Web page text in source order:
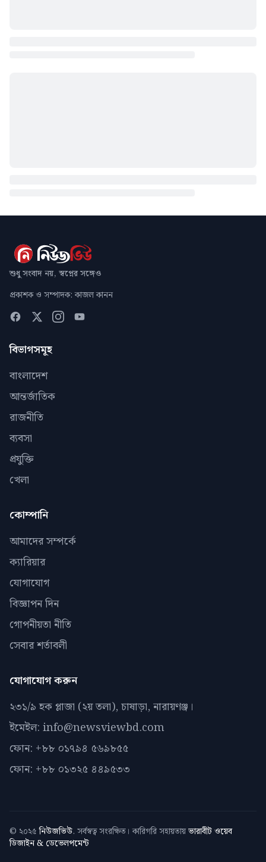
শুধু সংবাদ নয়, স্বপ্নের সঙ্গেও
প্রকাশক ও সম্পাদক: কাজল কানন
বিভাগসমূহ
বাংলাদেশ
আন্তর্জাতিক
রাজনীতি
ব্যবসা
প্রযুক্তি
খেলা
কোম্পানি
আমাদের সম্পর্কে
ক্যারিয়ার
যোগাযোগ
বিজ্ঞাপন দিন
গোপনীয়তা নীতি
সেবার শর্তাবলী
যোগাযোগ করুন
২৩১/৯ হক প্লাজা (২য় তলা), চাষাড়া, নারায়ণঞ্জ।
ইমেইল: info@newsviewbd.com
ফোন: +৮৮ ০১৭৯৪ ৫৬৯৮৫৫
ফোন: +৮৮ ০১৩২৫ ৪৪৯৫৩৩
© ২০২৫ নিউজভিউ. সর্বস্বত্ব সংরক্ষিত। কারিগরি সহায়তায়ভারাবীট ওয়েব
ডিজাইন & ডেভেলপমেন্ট